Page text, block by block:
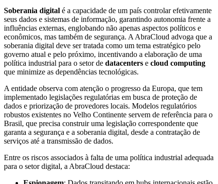
Soberania digital é a capacidade de um país controlar efetivamente
seus dados e sistemas de informação, garantindo autonomia frente a
influências externas, englobando não apenas aspectos políticos e
econômicos, mas também de segurança. A AbraCloud advoga que a
soberania digital deve ser tratada como um tema estratégico pelo
governo atual e pelo próximo, incentivando a elaboração de uma
política industrial para o setor de datacenters e cloud computing
que minimize as dependências tecnológicas.
A entidade observa com atenção o progresso da Europa, que tem
implementado legislações regulatórias em busca de proteção de
dados e priorização de provedores locais. Modelos regulatórios
robustos existentes no Velho Continente servem de referência para o
Brasil, que precisa construir uma legislação correspondente que
garanta a segurança e a soberania digital, desde a contratação de
serviços até a transmissão de dados.
Entre os riscos associados à falta de uma política industrial adequada
para o setor digital, a AbraCloud destaca: